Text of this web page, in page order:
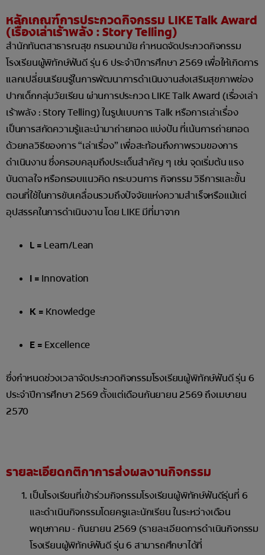
หลักเกณฑ์การประกวดกิจกรรม LIKE Talk Award
(เรื่องเล่าเร้าพลัง : Story Telling)
สำนักทันตสาธารณสุข กรมอนามัย กำหนดจัดประกวดกิจกรรม
โรงเรียนผู้พิทักษ์ฟันดี รุ่น 6 ประจำปีการศึกษา 2569 เพื่อให้เกิดการ
แลกเปลี่ยนเรียนรู้ในการพัฒนาการดำเนินงานส่งเสริมสุขภาพช่อง
ปากเด็กกลุ่มวัยเรียน ผ่านการประกวด LIKE Talk Award (เรื่องเล่า
เร้าพลัง : Story Telling) ในรูปแบบการ Talk หรือการเล่าเรื่อง
เป็นการสกัดความรู้และนำมาถ่ายทอด แบ่งปัน ที่เน้นการถ่ายทอด
ด้วยกลวิธีของการ “เล่าเรื่อง” เพื่อสะท้อนถึงภาพรวมของการ
ดำเนินงาน ซึ่งครอบคลุมถึงประเด็นสำคัญ ๆ เช่น จุดเริ่มต้น แรง
บันดาลใจ หรือกรอบแนวคิด กระบวนการ กิจกรรม วิธีการและขั้น
ตอนที่ใช้ในการขับเคลื่อนรวมถึงปัจจัยแห่งความสำเร็จหรือแม้แต่
อุปสรรคในการดำเนินงาน โดย LIKE มีที่มาจาก
L = Learn/Lean
I = Innovation
K = Knowledge
E = Excellence
ซึ่งกำหนดช่วงเวลาจัดประกวดกิจกรรมโรงเรียนผู้พิทักษ์ฟันดี รุ่น 6
ประจำปีการศึกษา 2569 ตั้งแต่เดือนกันยายน 2569 ถึงเมษายน
2570
รายละเอียดกติกาการส่งผลงานกิจกรรม
เป็นโรงเรียนที่เข้าร่วมกิจกรรมโรงเรียนผู้พิทักษ์ฟันดีรุ่นที่ 6
และดำเนินกิจกรรมโดยครูและนักเรียน ในระหว่างเดือน
พฤษภาคม - กันยายน 2569 (รายละเอียดการดำเนินกิจกรรม
โรงเรียนผู้พิทักษ์ฟันดี รุ่น 6 สามารถศึกษาได้ที่